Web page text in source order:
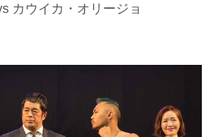
カウイカ・オリージョ